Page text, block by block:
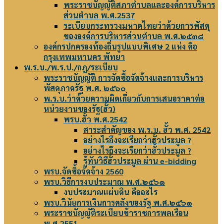
พระราชบัญญัติสภาตำบลและองค์การบริหาร
ส่วนตำบล พ.ศ.2537
ระเบียบกระทรวงมหาดไทยว่าด้วยการพัสดุ
ขององค์การบริหารส่วนตำบล พ.ศ.๒๕๓๘
องค์กรปกครองท้องถิ่นรูปแบบพิเศษ 2 แห่ง คือ
กรุงเทพมหานคร พัทยา
พ.ร.บ./พ.ร.ป./กฎ/ระเบียบ
พระราชบัญญัติ การจัดซื้อจัดจ้างและการบริหาร
พัสดุภาครัฐ พ.ศ. ๒๕๖๐
พ.ร.บ.ว่าด้วยความผิดเกี่ยวกับการเสนอราคาต่อ
หน่วยงานของรัฐ(ฮั้ว)
พรบ.ฮั้ว พ.ศ.2542
สาระสำคัญของ พ.ร.บ. ฮั้ว พ.ศ. 2542
อย่างไรถึงจะเรียกว่าฮั้วประมูล ?
อย่างไรถึงจะเรียกว่าฮั้วประมูล ?
รู้ทันวิธีฮั้วประมูล ผ่าน e-bidding
พรบ.จัดซื้อจัดจ้าง 2560
พรบ.วิธีการงบประมาณ พ.ศ.๒๕๖๑
งบประมาณแผ่นดิน คืออะไร
พรบ.วินัยการเงินการคลังของรัฐ พ.ศ.๒๕๖๑
พระราชบัญญัติระเบียบข้าราชการพลเรือน